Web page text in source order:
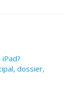
dossier,